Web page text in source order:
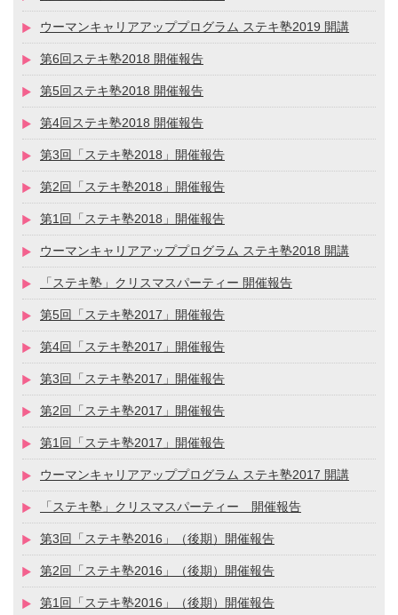
ウーマンキャリアアッププログラム ステキ塾2019 開講
第6回ステキ塾2018 開催報告
第5回ステキ塾2018 開催報告
第4回ステキ塾2018 開催報告
第3回「ステキ塾2018」開催報告
第2回「ステキ塾2018」開催報告
第1回「ステキ塾2018」開催報告
ウーマンキャリアアッププログラム ステキ塾2018 開講
「ステキ塾」クリスマスパーティー 開催報告
第5回「ステキ塾2017」開催報告
第4回「ステキ塾2017」開催報告
第3回「ステキ塾2017」開催報告
第2回「ステキ塾2017」開催報告
第1回「ステキ塾2017」開催報告
ウーマンキャリアアッププログラム ステキ塾2017 開講
「ステキ塾」クリスマスパーティー 開催報告
第3回「ステキ塾2016」（後期）開催報告
第2回「ステキ塾2016」（後期）開催報告
第1回「ステキ塾2016」（後期）開催報告